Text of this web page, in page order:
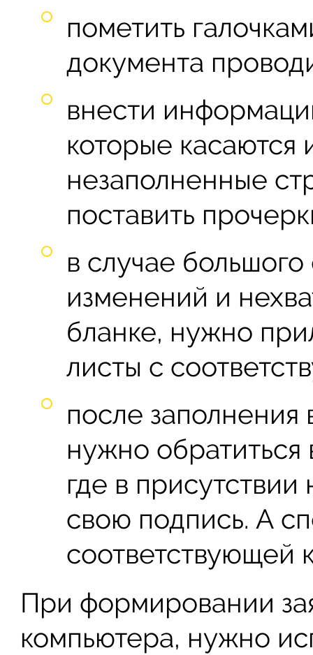
пометить
документа
внести
которые касаются
незаполненные
поставить
в случае
изменений и
бланке, нужно
листы с
после заполнения
нужно обратиться
где в
свою подпись. А
соответствующей
При формировании
компьютера, нужно